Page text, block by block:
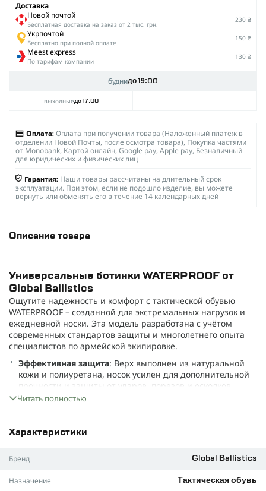
Доставка
Новой почтой
Беcплатная доставка на заказ от 2 тыс. грн.
230 ₴
Укрпочтой
Бесплатно при полной оплате
150 ₴
Meest express
По тарифам компании
130 ₴
буднидо 19:00
выходныедо 17:00
Оплата: Оплата при получении товара (Наложенный платеж в
отделении Новой Почты, после осмотра товара), Покупка частями
от Monobank, Картой онлайн, Google pay, Apple pay, Безналичный
для юридических и физических лиц
Гарантия: Наши товары рассчитаны на длительный срок
эксплуатации. При этом, если не подошло изделие, вы можете
вернуть или обменять его в течение 14 календарных дней
Описание товара
Универсальные ботинки WATERPROOF от
Global Ballistics
Ощутите надежность и комфорт с тактической обувью
WATERPROOF – созданной для экстремальных нагрузок и
ежедневной носки. Эта модель разработана с учётом
современных стандартов защиты и многолетнего опыта
специалистов по армейской экипировке.
Эффективная защита: Верх выполнен из натуральной
кожи и полиуретана, носок усилен для дополнительной
прочности и защиты от ударов, порезов и осколков.
Треккинговая подошва MONOWRAP
различных покрытиях.
: Специальная мембрана в верхней
части обуви предотвращает проникновение влаги и
холодного воздуха, обеспечивая оптимальный
Читать полностью
Характеристики
Бренд Global Ballistics
Назначение Тактическая обувь